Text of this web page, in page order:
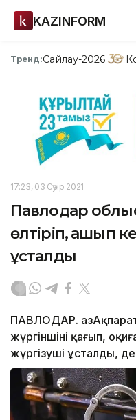
KAZINFORM
Тренд:Сайлау-2026
17:23, 03 Сәуір 2021
Павлодар
өлтіріп, қашып
ұсталды
ПАВЛОДАР.
жүргіншіні қағып,
жүргізуші ұсталды,